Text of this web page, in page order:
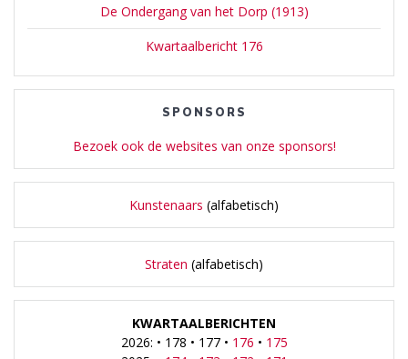
De Ondergang van het Dorp (1913)
Kwartaalbericht 176
SPONSORS
Bezoek ook de websites van onze sponsors!
Kunstenaars (alfabetisch)
Straten (alfabetisch)
KWARTAALBERICHTEN
2026: • 178 • 177 • 176 • 175